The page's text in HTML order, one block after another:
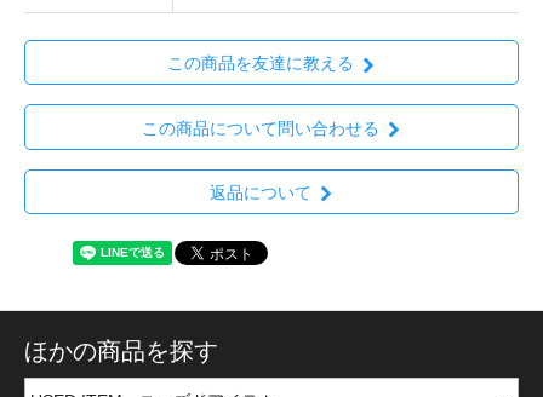
この商品を友達に教える
この商品について問い合わせる
返品について
ほかの商品を探す